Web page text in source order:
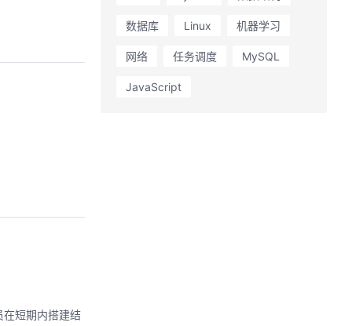
短期内搭建结
数据库 Linux 机器学习
网络 任务调度 MySQL
JavaScript